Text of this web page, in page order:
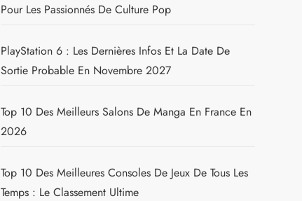
Pour Les Passionnés De Culture Pop
PlayStation 6 : Les Dernières Infos Et La Date De
Sortie Probable En Novembre 2027
Top 10 Des Meilleurs Salons De Manga En France En
2026
Top 10 Des Meilleures Consoles De Jeux De Tous Les
Temps : Le Classement Ultime